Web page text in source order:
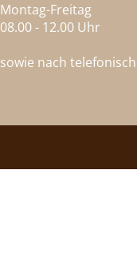
Montag-Freitag
08.00 - 12.00 Uhr
sowie nach